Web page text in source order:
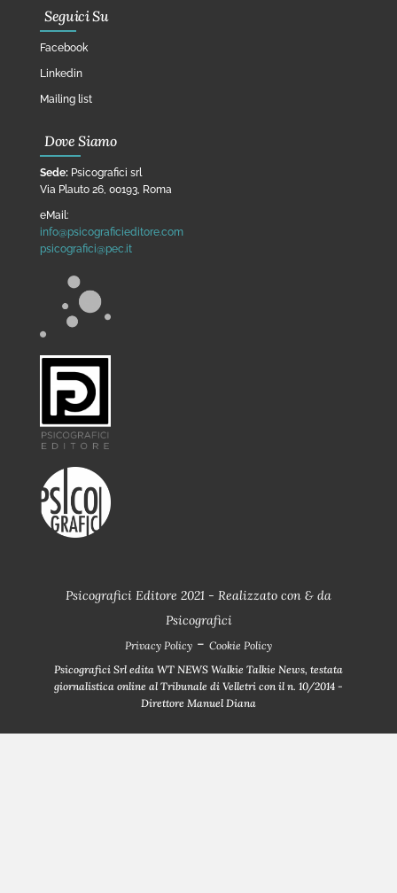
Seguici Su
Facebook
Linkedin
Mailing list
Dove Siamo
Sede: Psicografici srl
Via Plauto 26, 00193, Roma
eMail:
info@psicograficieditore.com
psicografici@pec.it
Psicografici Editore 2021 - Realizzato con & da
Psicografici
Privacy Policy - Cookie Policy
Psicografici Srl edita WT NEWS Walkie Talkie News, testata
giornalistica online al Tribunale di Velletri con il n. 10/2014 -
Direttore Manuel Diana